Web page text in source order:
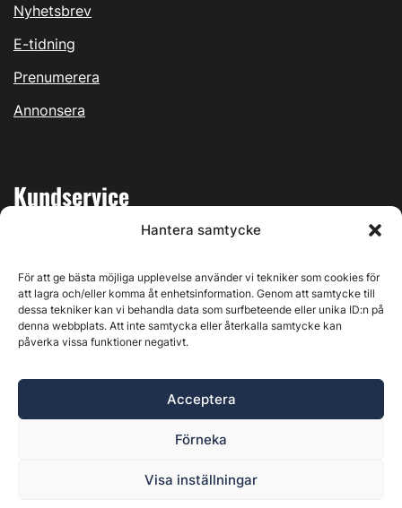
Hantera samtycke
För att ge bästa möjliga upplevelse använder vi tekniker som cookies för
att lagra och/eller komma åt enhetsinformation. Genom att samtycke till
dessa tekniker kan vi behandla data som surfbeteende eller unika ID:n på
denna webbplats. Att inte samtycka eller återkalla samtycke kan
påverka vissa funktioner negativt.
Acceptera
Förneka
Visa inställningar
Nyhetsbrev
E-tidning
Prenumerera
Annonsera
Kundservice
Kontakta oss
Östernäsvägen 1, 827 32 Ljusdal, org.nr: 556625-6425 -
Ansvarig utgivare: Henrik Ekberg. Innehållet på denna
webbplats är upphovsrättsligt skyddat. Ange källa vid citering.
Byggvärlden är en del avMarknadsdatagruppen
Policy för datahantering, integritet och cookies